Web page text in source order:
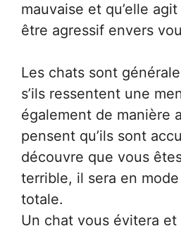
mauvaise et qu’elle
être agressif envers
Les chats sont
s’ils ressentent une
également de manière
pensent qu’ils sont
découvre que vous
terrible, il sera en
totale.
Un chat vous évitera